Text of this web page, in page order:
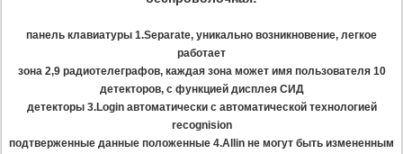
панель клавиатуры 1.Separate, уникально возникновение, легкое
работает
зона 2,9 радиотелеграфов, каждая зона может имя пользователя 10
детекторов, с функцией дисплея СИД
детекторы 3.Login автоматически с автоматической технологией
recognision
подтверженные данные положенные 4.Allin не могут быть измененным